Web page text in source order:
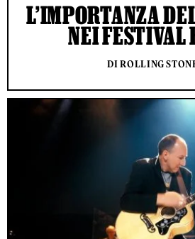
L’IMPORTANZA
NEI FESTIVAL
DI ROLLING